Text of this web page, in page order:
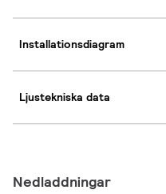
Installationsdiagram
Ljustekniska data
Nedladdningar